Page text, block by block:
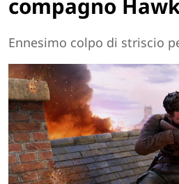
compagno
Ennesimo colpo di striscio